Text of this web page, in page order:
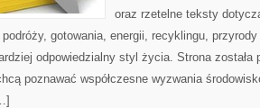
oraz rzetelne teksty
gotowania, energii, recyklingu,
odpowiedzialny styl życia. Strona została
poznawać współczesne wyzwania